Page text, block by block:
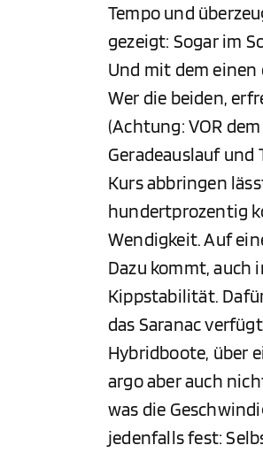
Tempo und
gezeigt: Sogar im
Und mit dem einen
Wer die beiden,
(Achtung: VOR
Geradeauslauf
Kurs abbringen
hundertprozentig
Wendigkeit. Auf
Dazu kommt, auch
Kippstabilität.
das Saranac
Hybridboote, über
argo aber auch
was die
jedenfalls fest: